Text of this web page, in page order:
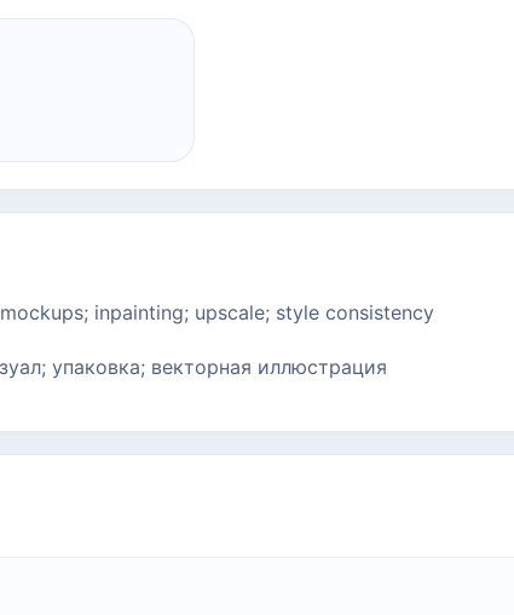
inpainting; upscale; style consistency
упаковка; векторная иллюстрация